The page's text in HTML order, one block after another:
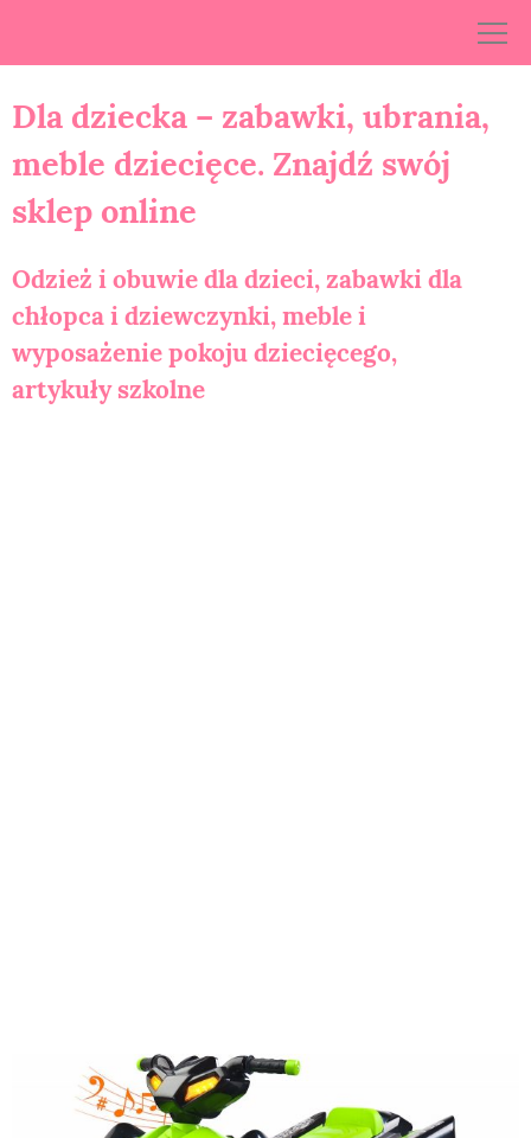
Dla dziecka – zabawki, ubrania,
meble dziecięce. Znajdź swój
sklep online
Odzież i obuwie dla dzieci, zabawki dla
chłopca i dziewczynki, meble i
wyposażenie pokoju dziecięcego,
artykuły szkolne